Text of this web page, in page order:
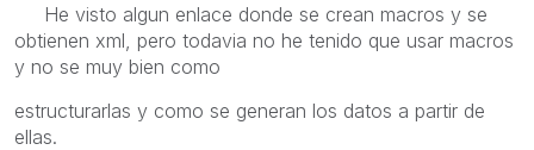
He visto algun enlace donde se crean macros y se
obtienen xml, pero todavia no he tenido que usar macros
y no se muy bien como
estructurarlas y como se generan los datos a partir de
ellas.